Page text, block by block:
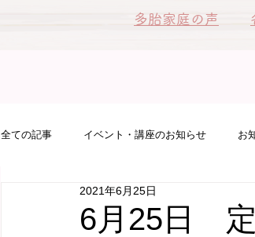
多胎家庭の声
全ての記事 イベント・講座のお知らせ お
多胎プレママパパ教室
6月25日 定
2021年6月25日